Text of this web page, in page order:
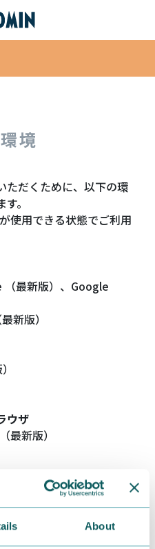
About
境
ただくために、以下の環
。
使用できる状態でご利用
最新版）、Google
新版）
ウザ
新版）